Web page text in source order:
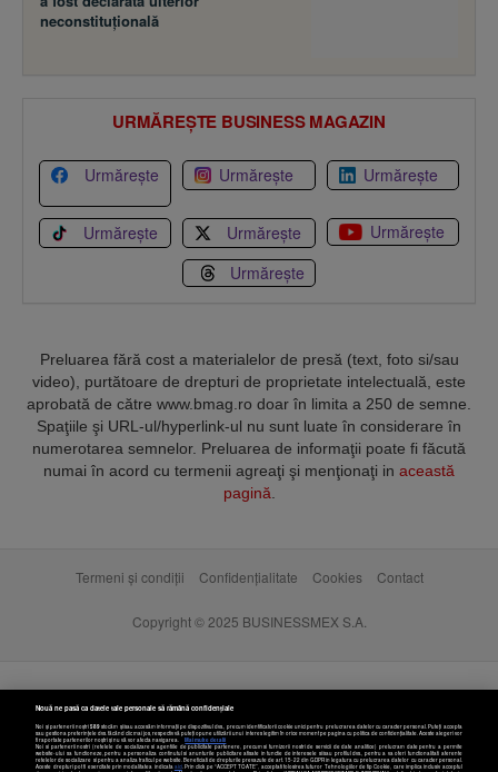
neconstituţională
URMĂREȘTE BUSINESS MAGAZIN
Urmărește Urmărește Urmărește
Urmărește Urmărește
Urmărește
Urmărește
Preluarea fără cost a materialelor de presă (text, foto si/sau
video), purtătoare de drepturi de proprietate intelectuală, este
aprobată de către www.bmag.ro doar în limita a 250 de semne.
Spaţiile şi URL-ul/hyperlink-ul nu sunt luate în considerare în
numerotarea semnelor. Preluarea de informaţii poate fi făcută
numai în acord cu termenii agreaţi şi menţionaţi in această
pagină
Termeni și condiții Confidențialitate Cookies Contact
Copyright © 2025 BUSINESSMEX S.A.
Nouă ne pasă ca datele tale personale să rămână confidențiale
Noi și partenerii noștri589stocăm și/sau accesăm informații pe dispozitivul dvs., precum identificatorii cookie unici pentru prelucrarea datelor cu caracter personal. Puteți accepta
sau gestiona preferințele dvs. făcând clic mai jos, respectiv vă puteți opune utilizării unui interes legitim în orice moment pe pagina cu politica de confidențialitate. Aceste alegeri vor
fi raportate partenerilor noștri și nu vă vor afecta navigarea.
Mai multe detalii
Noi si partenerii nostri (retelele de socializare si agentiile de publicitate partenere, precum si furnizorii nostri de servicii de date analitice) prelucram date pentru a permite
website-ului sa functioneze, pentru a personaliza continutul si anunturile publicitare afisate in functie de interesele si/sau profilul dvs., pentru a va oferi functionalitati aferente
retelelor de socializare si pentru a analiza traficul pe website. Beneficiati de drepturile prevazute de art. 15-22 din GDPR in legatura cu prelucrarea datelor cu caracter personal.
Aceste drepturi pot fi exercitate prin modalitatea indicataaici. Prin click pe “ACCEPT TOATE”, acceptati folosirea tuturor Tehnologiilor de tip Cookie, care implica inclusiv acceptul